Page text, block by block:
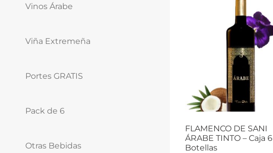
Vinos Árabe
Viña Extremeña
Portes GRATIS
Pack de 6
Otras Bebidas
FLAMENCO DE SANI
ÁRABE TINTO – Caja 6
Botellas